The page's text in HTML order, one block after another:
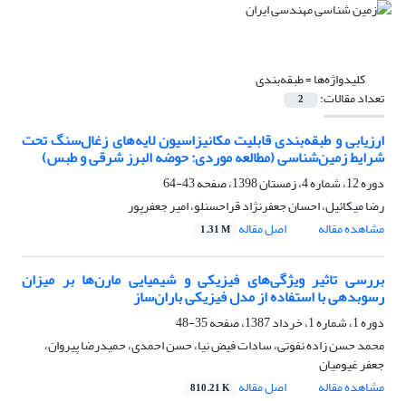
کلیدواژه‌ها =طبقه‌بندی
تعداد مقالات: 2
ارزیابی و طبقه‌بندی قابلیت مکانیزاسیون لایه‌های زغال‌سنگ تحت
شرایط زمین‌شناسی (مطالعه موردی: حوضه البرز شرقی و طبس)
دوره 12، شماره 4، زمستان 1398، صفحه
43-64
رضا میکائیل، احسان جعفرنژاد قراحسنلو، امیر جعفرپور
مشاهده مقاله
اصل مقاله 1.31 M
بررسی تاثیر ویژگی‌های فیزیکی و شیمیایی مارن‌ها بر میزان
رسوبدهی با استفاده از مدل فیزیکی باران‌ساز
دوره 1، شماره 1، خرداد 1387، صفحه
35-48
محمد حسن زاده نفوتی، سادات فیض نیا، حسن احمدی، حمیدرضا پیروان،
جعفر غیومیان
مشاهده مقاله
اصل مقاله 810.21 K